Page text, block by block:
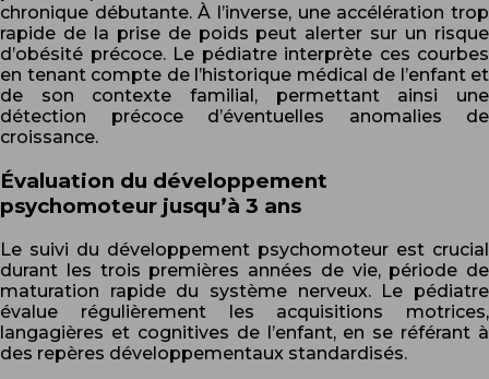
chronique débutante. À l’inverse, une accélération trop
rapide de la prise de poids peut alerter sur un risque
d’obésité précoce. Le pédiatre interprète ces courbes
en tenant compte de l’historique médical de l’enfant et
de son contexte familial, permettant ainsi une
détection précoce d’éventuelles anomalies de
croissance.
Évaluation du développement
psychomoteur jusqu’à 3 ans
Le suivi du développement psychomoteur est crucial
durant les trois premières années de vie, période de
maturation rapide du système nerveux. Le pédiatre
évalue régulièrement les acquisitions motrices,
langagières et cognitives de l’enfant, en se référant à
des repères développementaux standardisés.